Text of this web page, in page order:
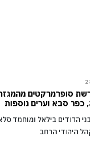
רשת סופרמרקטים
כפר סבא וערים נוספות
שקל: בני הדודים בילאל ומוחמד
היהודי הרחב